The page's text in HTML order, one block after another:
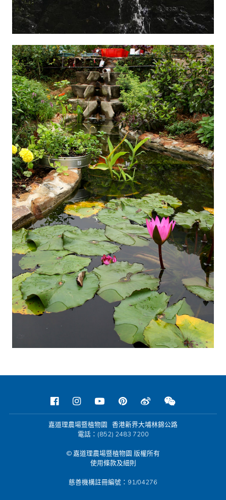
嘉道理農場暨植物園 香港新界大埔林錦公路
電話：(852) 2483 7200
© 嘉道理農場暨植物園 版權所有
使用條款及細則
慈善機構註冊編號：91/04276